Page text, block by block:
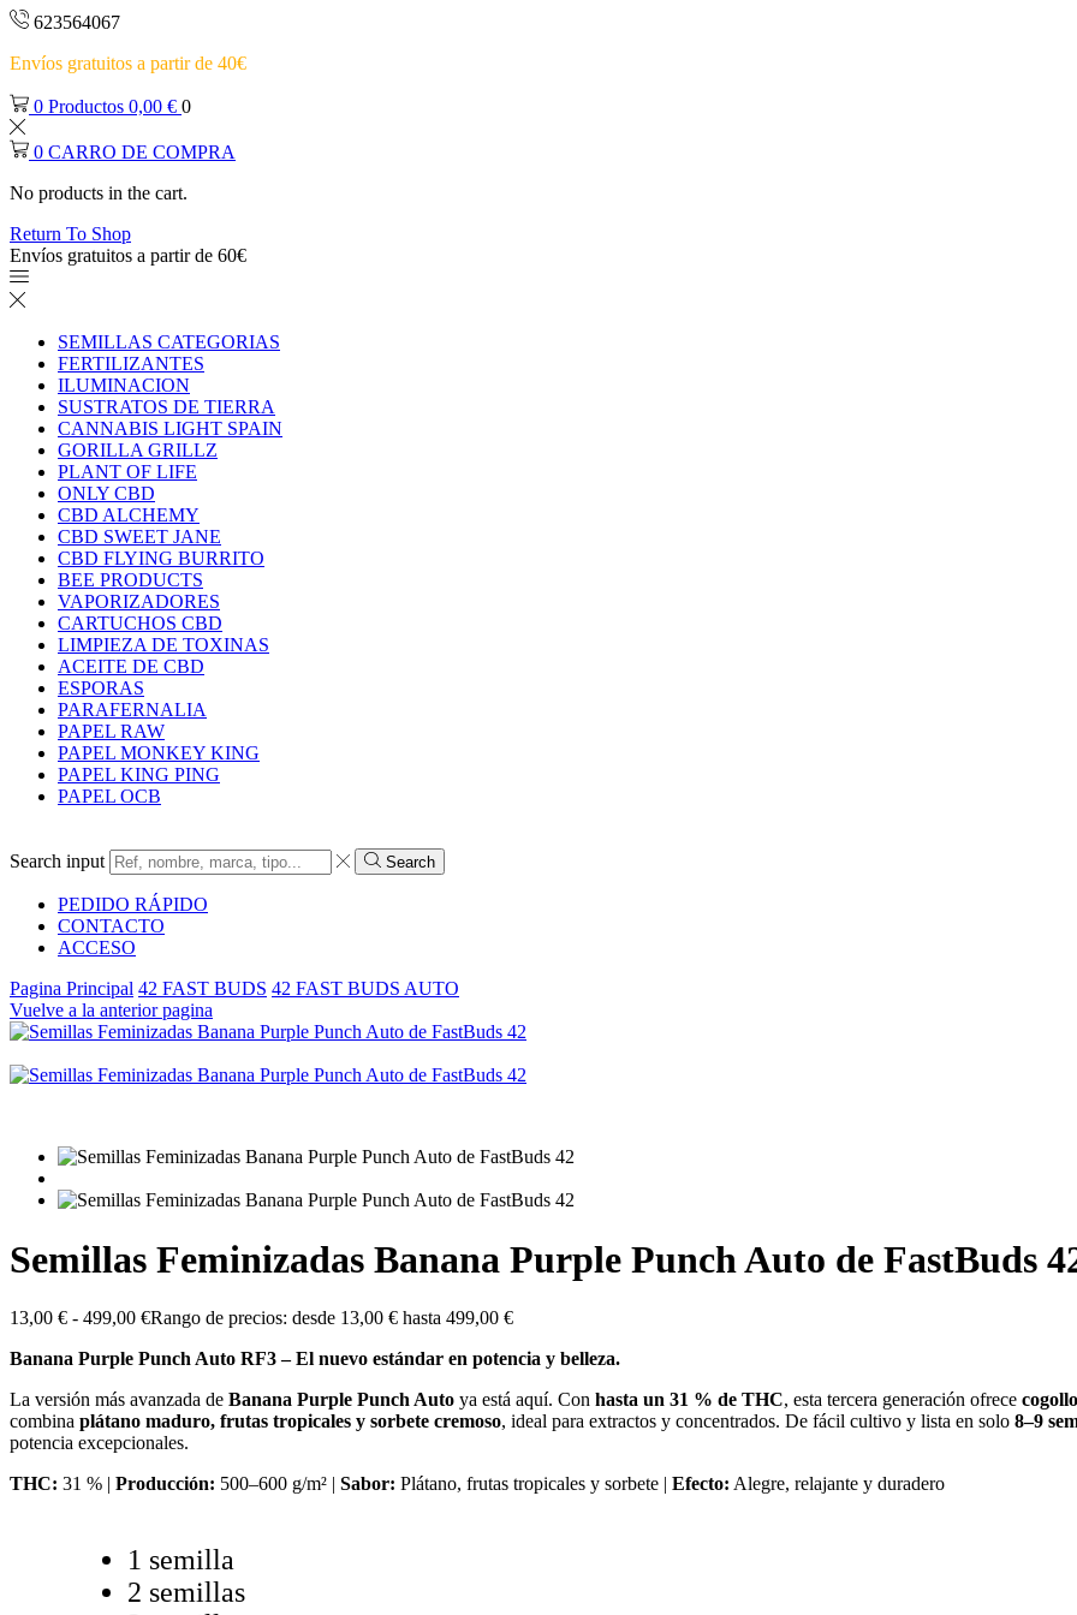
623564067
Envíos gratuitos a partir de 40€
0 Productos 0,00 € 0
0 CARRO DE COMPRA
No products in the cart.
Return To Shop
Envíos gratuitos a partir de 60€
SEMILLAS CATEGORIAS
FERTILIZANTES
ILUMINACION
SUSTRATOS DE TIERRA
CANNABIS LIGHT SPAIN
GORILLA GRILLZ
PLANT OF LIFE
ONLY CBD
CBD ALCHEMY
CBD SWEET JANE
CBD FLYING BURRITO
BEE PRODUCTS
VAPORIZADORES
CARTUCHOS CBD
LIMPIEZA DE TOXINAS
ACEITE DE CBD
ESPORAS
PARAFERNALIA
PAPEL RAW
PAPEL MONKEY KING
PAPEL KING PING
PAPEL OCB
Search input Search
PEDIDO RÁPIDO
CONTACTO
ACCESO
Pagina Principal 42 FAST BUDS 42 FAST BUDS AUTO
Vuelve a la anterior pagina
Semillas Feminizadas Banana Purple Punch Auto de FastBuds
13,00 € - 499,00 €Rango de precios: desde 13,00 € hasta 499,00 €
Banana Purple Punch Auto RF3 – El nuevo estándar en potencia y belleza.
La versión más avanzada de Banana Purple Punch Auto ya está aquí. Con hasta un 31 % de THC, esta tercera generación ofrece
combina plátano maduro, frutas tropicales y sorbete cremoso, ideal para extractos y concentrados. De fácil cultivo y lista en solo 8–9
potencia excepcionales.
THC: 31 % | Producción: 500–600 g/m² | Sabor: Plátano, frutas tropicales y sorbete | Efecto: Alegre, relajante y duradero
1 semilla
2 semillas